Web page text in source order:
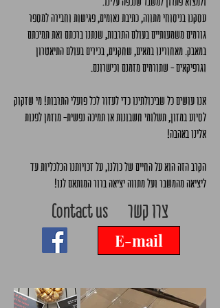
עסקנו בניסוחי מתווה, כתיבת נאומים, פגישות וחבירה למספר
גורמים משמעותיים בעולם התרבות, שנתנו ברכתם ואת תמיכתם
במאבק. מאחורינו במאים, שחקנים, בכירים בעולם התיאטרון
וגרפיקאים - שתורמים מזמנם וכישרונם.
אנו עושים כל שביכולתינו כדי לעזור לכל פועלי התרבות! מי שזקוק
לסיוע במזון, תשלומי חשבונות או תמיכה נפשית- מוזמן לפנות
אלינו באהבה!
הקרב הזה הוא על החיים של כולנו, על זכויותנו הכלכליות עד
ליציאה מהמשבר ועל מתווה יציאה ברור המותאם לנו!
Contact us צרו קשר
E-mail